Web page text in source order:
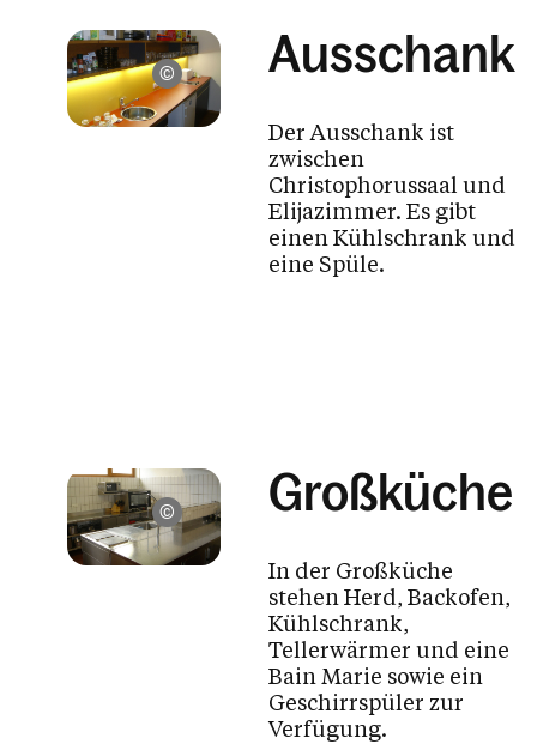
Pfarre St. Christoph, Dornbirn
Ausschank
Der Ausschank ist
zwischen
Christophorussaal und
Elijazimmer. Es gibt
einen Kühlschrank und
eine Spüle.
Pfarre St. Christoph, Dornbirn
Großküche
In der Großküche
stehen Herd, Backofen,
Kühlschrank,
Tellerwärmer und eine
Bain Marie sowie ein
Geschirrspüler zur
Verfügung.